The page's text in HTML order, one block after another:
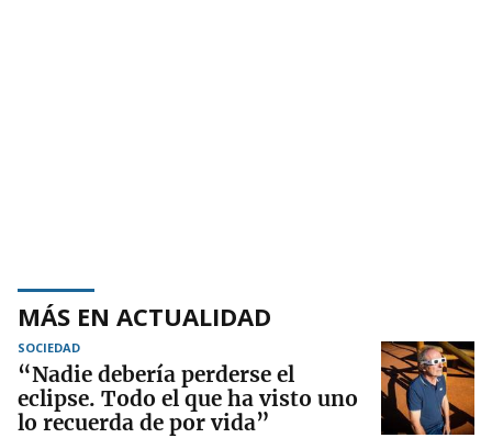
MÁS EN ACTUALIDAD
SOCIEDAD
“Nadie debería perderse el
eclipse. Todo el que ha visto uno
lo recuerda de por vida”